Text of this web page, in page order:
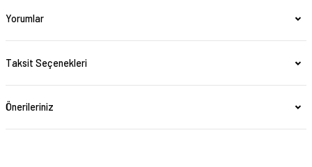
Yorumlar
Taksit Seçenekleri
Önerileriniz